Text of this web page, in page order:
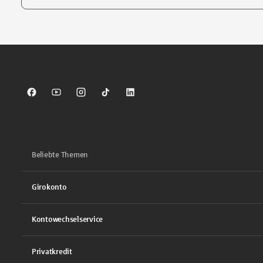
Sparkasse auf Facebook
Sparkasse auf Youtube
Sparkasse auf Instagram
Sparkasse auf TikTok
Sparkasse auf LinkedIn
Beliebte Themen
Girokonto
Kontowechselservice
Privatkredit